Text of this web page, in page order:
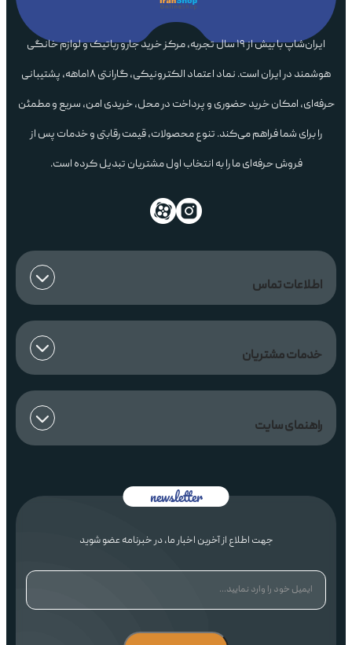
ایران‌شاپ با بیش از ۱۹ سال تجربه، مرکز خرید جارو رباتیک و لوازم خانگی
هوشمند در ایران است. نماد اعتماد الکترونیکی، گارانتی ۱۸ماهه، پشتیبانی
حرفه‌ای، امکان خرید حضوری و پرداخت در محل، خریدی امن، سریع و مطمئن
را برای شما فراهم می‌کند. تنوع محصولات، قیمت رقابتی و خدمات پس از
فروش حرفه‌ای ما را به انتخاب اول مشتریان تبدیل کرده است.
اطلاعات تماس
خدمات مشتریان
راهنمای سایت
جهت اطلاع از آخرین اخبار ما، در خبرنامه عضو شوید